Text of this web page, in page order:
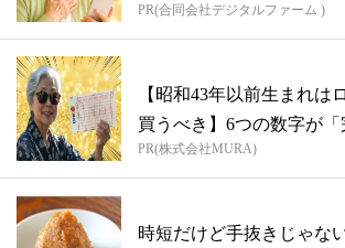
PR(合同会社デジタルファーム )
【昭和43年以前生まれは
買うべき】6つの数字が
方...
PR(株式会社MURA)
時短だけど手抜きじゃな